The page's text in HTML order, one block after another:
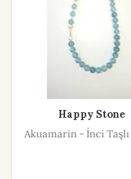
Happy Stone
Akuamarin - İnci